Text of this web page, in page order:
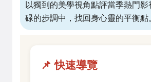
以獨到的美學視角點評當季熱門
碌的步調中，找回身心靈的平衡點
📌 快速導覽